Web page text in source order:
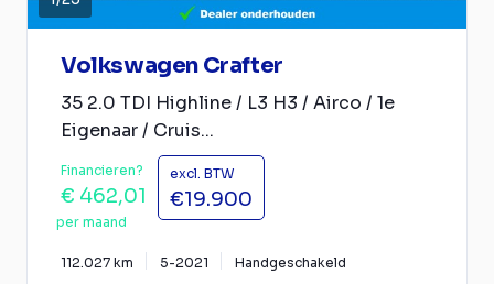
Volkswagen Crafter
35 2.0 TDI Highline / L3 H3 / Airco / 1e
Eigenaar / Cruis...
Financieren?
€ 462,01
per maand
excl. BTW
€19.900
112.027 km 5-2021 Handgeschakeld